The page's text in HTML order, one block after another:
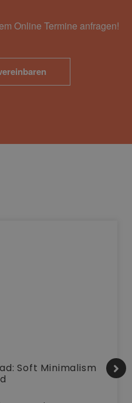
Online Termine anfragen!
Soft Minimalism